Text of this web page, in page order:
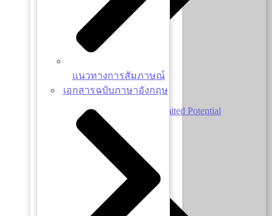
Disabilities do not mean Limited Potential
แนวทางการสัมภาษณ์
เอกสารฉบับภาษาอังกฤษ